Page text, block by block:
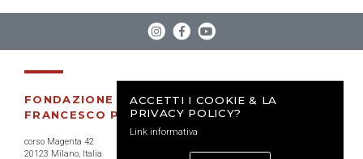
FONDAZIONE
FRANCESCO PASQUINELLI
corso Magenta 42
20123 Milano, Italia
ACCETTI I COOKIE & LA
PRIVACY POLICY?
Link informativa